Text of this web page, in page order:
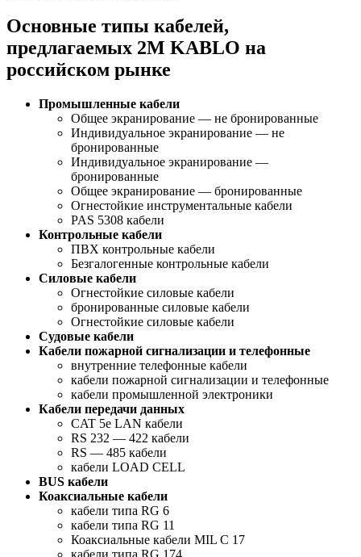
Основные типы кабелей,
предлагаемых 2M KABLO на
российском рынке
Промышленные кабели
Общее экранирование — не бронированные
Индивидуальное экранирование — не
бронированные
Индивидуальное экранирование —
бронированные
Общее экранирование — бронированные
Огнестойкие инструментальные кабели
PAS 5308 кабели
Контрольные кабели
ПВХ контрольные кабели
Безгалогенные контрольные кабели
Силовые кабели
Огнестойкие силовые кабели
бронированные силовые кабели
Огнестойкие силовые кабели
Судовые кабели
Кабели пожарной сигнализации и телефонные
внутренние телефонные кабели
кабели пожарной сигнализации и телефонные
кабели промышленной электроники
Кабели передачи данных
CAT 5e LAN кабели
RS 232 — 422 кабели
RS — 485 кабели
кабели LOAD CELL
BUS кабели
Коаксиальные кабели
кабели типа RG 6
кабели типа RG 11
Коаксиальные кабели MIL C 17